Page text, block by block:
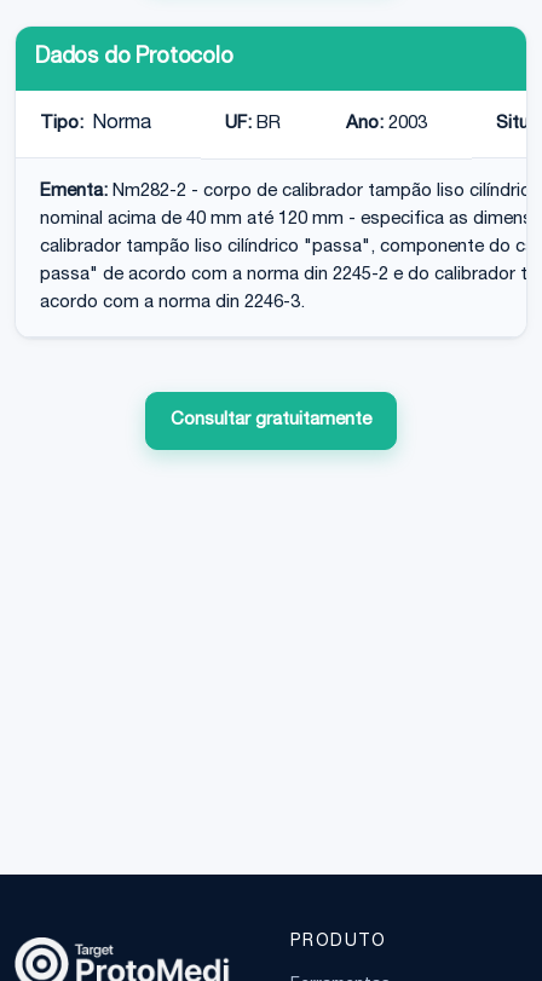
Dados do Protocolo
Tipo: Norma UF: BR Ano: 2003
Ementa: Nm282-2 - corpo de calibrador tampão liso
nominal acima de 40 mm até 120 mm - especifica as
calibrador tampão liso cilíndrico "passa", componente do
passa" de acordo com a norma din 2245-2 e do calibrador
acordo com a norma din 2246-3.
Consultar gratuitamente
PRODUTO